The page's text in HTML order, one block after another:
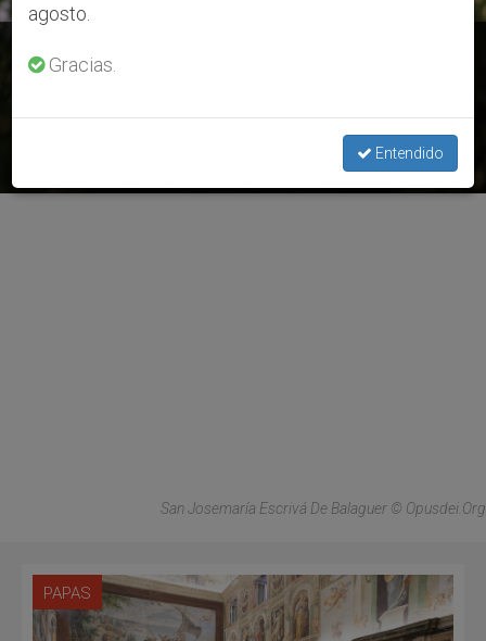
San Josemaría Escrivá de Balaguer, 26 de junio
San Josemaría Escrivá De Balaguer © Opusdei.org
PAPAS
agosto.
Gracias.
Entendido